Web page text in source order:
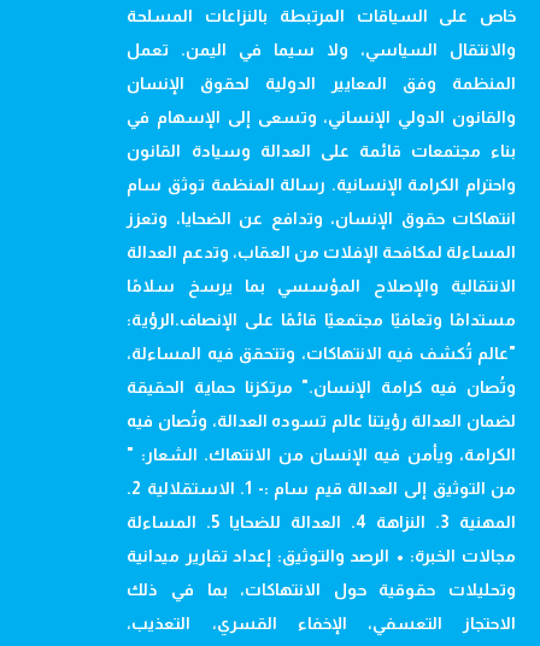
خاص على السياقات المرتبطة بالنزاعات المسلحة
والانتقال السياسي، ولا سيما في اليمن. تعمل
المنظمة وفق المعايير الدولية لحقوق الإنسان
والقانون الدولي الإنساني، وتسعى إلى الإسهام في
بناء مجتمعات قائمة على العدالة وسيادة القانون
واحترام الكرامة الإنسانية. رسالة المنظمة توثق سام
انتهاكات حقوق الإنسان، وتدافع عن الضحايا، وتعزز
المساءلة لمكافحة الإفلات من العقاب، وتدعم العدالة
الانتقالية والإصلاح المؤسسي بما يرسخ سلامًا
مستدامًا وتعافيًا مجتمعيًا قائمًا على الإنصاف.الرؤية:
"عالم تُكشف فيه الانتهاكات، وتتحقق فيه المساءلة،
وتُصان فيه كرامة الإنسان." مرتكزنا حماية الحقيقة
لضمان العدالة رؤيتنا عالم تسوده العدالة، وتُصان فيه
الكرامة، ويأمن فيه الإنسان من الانتهاك. الشعار: "
من التوثيق إلى العدالة قيم سام :- 1. الاستقلالية 2.
المهنية 3. النزاهة 4. العدالة للضحايا 5. المساءلة
مجالات الخبرة: • الرصد والتوثيق: إعداد تقارير ميدانية
وتحليلات حقوقية حول الانتهاكات، بما في ذلك
الاحتجاز التعسفي، الإخفاء القسري، التعذيب،